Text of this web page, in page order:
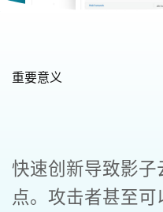
快速创新导致影子
点。攻击者甚至